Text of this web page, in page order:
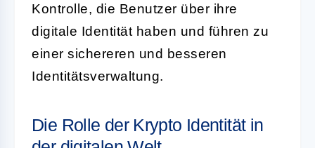
Kontrolle, die Benutzer über ihre
digitale Identität haben und führen zu
einer sichereren und besseren
Identitätsverwaltung.
Die Rolle der Krypto Identität in